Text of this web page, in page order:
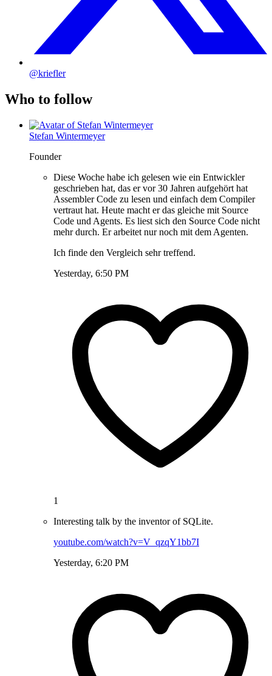
@kriefler
Who to follow
Stefan Wintermeyer
Founder
Diese Woche habe ich gelesen wie ein Entwickler
geschrieben hat, das er vor 30 Jahren aufgehört hat
Assembler Code zu lesen und einfach dem Compiler
vertraut hat. Heute macht er das gleiche mit Source
Code und Agents. Es liest sich den Source Code nicht
mehr durch. Er arbeitet nur noch mit dem Agenten.
Ich finde den Vergleich sehr treffend.
Yesterday, 6:50 PM
1
Interesting talk by the inventor of SQLite.
youtube.com/watch?v=V_qzqY1bb7I
Yesterday, 6:20 PM